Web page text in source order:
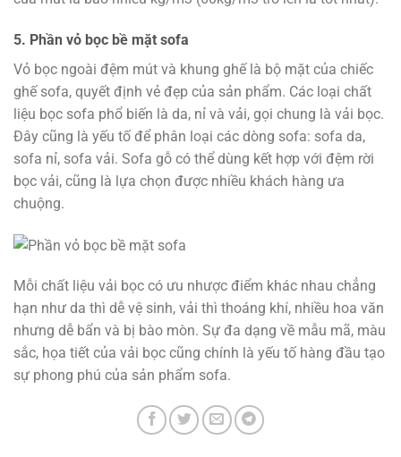
5. Phần vỏ bọc bề mặt sofa
Vỏ bọc ngoài đệm mút và khung ghế là bộ mặt của chiếc
ghế sofa, quyết định vẻ đẹp của sản phẩm. Các loại chất
liệu bọc sofa phổ biến là da, nỉ và vải, gọi chung là vải bọc.
Đây cũng là yếu tố để phân loại các dòng sofa: sofa da,
sofa nỉ, sofa vải. Sofa gỗ có thể dùng kết hợp với đệm rời
bọc vải, cũng là lựa chọn được nhiều khách hàng ưa
chuộng.
Mỗi chất liệu vải bọc có ưu nhược điểm khác nhau chẳng
hạn như da thì dễ vệ sinh, vải thì thoáng khí, nhiều hoa văn
nhưng dễ bẩn và bị bào mòn. Sự đa dạng về mẫu mã, màu
sắc, họa tiết của vải bọc cũng chính là yếu tố hàng đầu tạo
sự phong phú của sản phẩm sofa.